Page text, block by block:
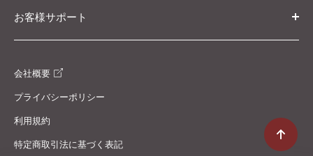
お客様サポート
ご利用ガイド
返金・交換について
会社概要
プライバシーポリシー
利用規約
特定商取引法に基づく表記